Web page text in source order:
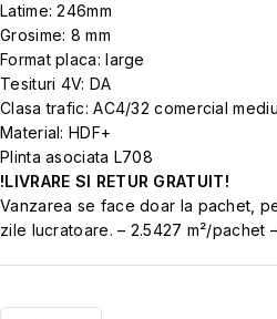
Latime: 246mm
Grosime: 8 mm
Format placa: large
Tesituri 4V: DA
Clasa trafic: AC4/32 comercial mediu
Material: HDF+
Plinta asociata L708
!LIVRARE SI RETUR GRATUIT!
Vanzarea se face doar la pachet,
zile lucratoare. – 2.5427 m²/pachet